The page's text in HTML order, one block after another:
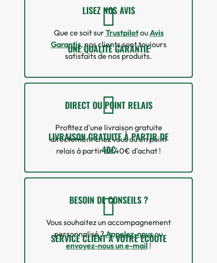
UNE QUALITÉ GARANTIE
LISEZ NOS AVIS
Que ce soit surTrustpilotouAvis
Garantis, nos clients sont toujours
satisfaits de nos produits.
LIVRAISON GRATUITE À PARTIR DE
40€
DIRECT OU POINT RELAIS
Profitez d'une livraison gratuite
directement chez vous ou en point
relais à partir de 40€ d'achat !
SERVICE CLIENT À VOTRE ÉCOUTE
BESOIN DE CONSEILS ?
Vous souhaitez un accompagnement
personnalisé ?Appelez-nousou
envoyez-nous un e-mail!